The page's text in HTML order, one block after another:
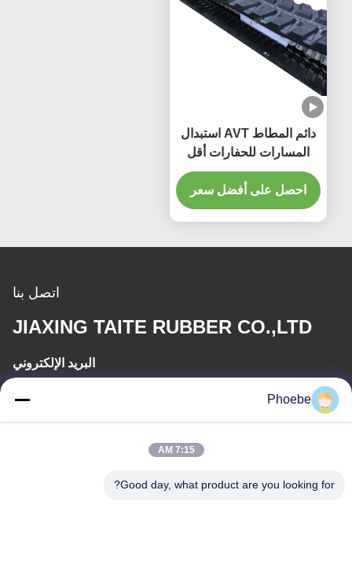
دائم المطاط AVT استبدال
المسارات للحفارات أقل
جولة الأضرار
احصل على أفضل سعر
اتصل بنا
JIAXING TAITE RUBBER CO.,LTD
البريد الإلكتروني
hn.lin@taite-track.com
Phoebe
7:15 AM
Good day, what product are you looking for?